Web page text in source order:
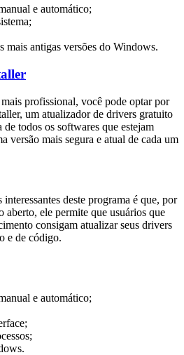
e automático;
mais antigas versões do Windows.
profissional, você pode optar por
um atualizador de drivers gratuito
todos os softwares que estejam
versão mais segura e atual de cada um
deste programa é que, por
aberto, ele permite que usuários que
consigam atualizar seus drivers
e de código.
e automático;